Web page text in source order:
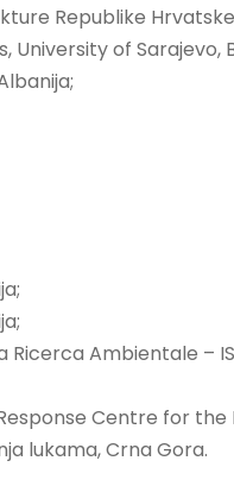
Republike
of Sarajevo,
Ambientale –
Centre for the
lukama, Crna Gora.